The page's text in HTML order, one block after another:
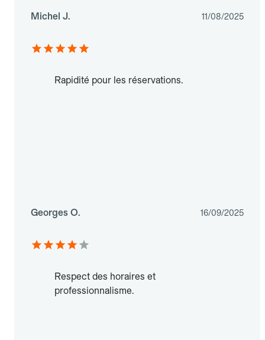
Michel J. 11/08/2025
Rapidité pour les réservations.
Georges O. 16/09/2025
Respect des horaires et
professionnalisme.